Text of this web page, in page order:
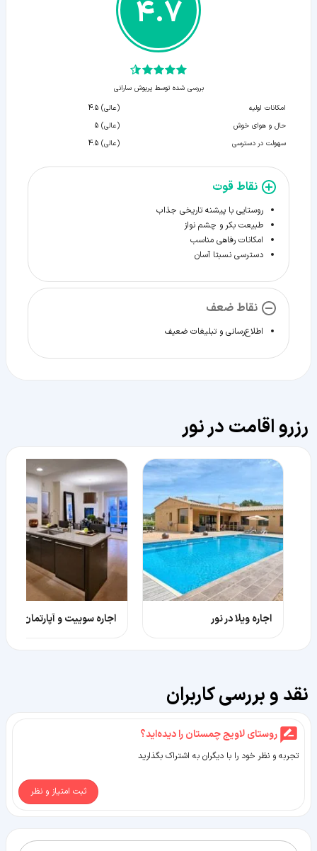
4.7
بررسی شده توسط پریوش سارانی
امکانات اولیه
(عالی) 4.5
حال و هوای خوش
(عالی) 5
سهولت در دسترسی
(عالی) 4.5
نقاط قوت
روستایی با پیشنه تاریخی جذاب
طبیعت بکر و چشم نواز
امکانات رفاهی مناسب
دسترسی نسبتا آسان
نقاط ضعف
اطلاع‌رسانی و تبلیغات ضعیف
رزرو اقامت در نور
اجاره ویلا در نور اجاره سوییت و آپارتمان در نور
نقد و بررسی کاربران
روستای لاویج چمستان را دیده‌اید؟
تجربه و نظر خود را با دیگران به اشتراک بگذارید
ثبت امتیاز و نظر